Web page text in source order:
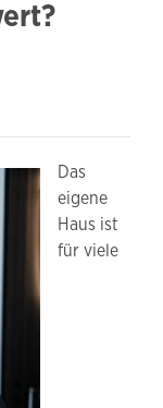
Das
eigene
Haus ist
für viele